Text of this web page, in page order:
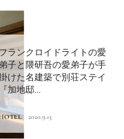
フランクロイドライトの愛
子と隈研吾の愛弟子が手
けた名建築で別荘ステイ
『加地邸...
2020.9.13